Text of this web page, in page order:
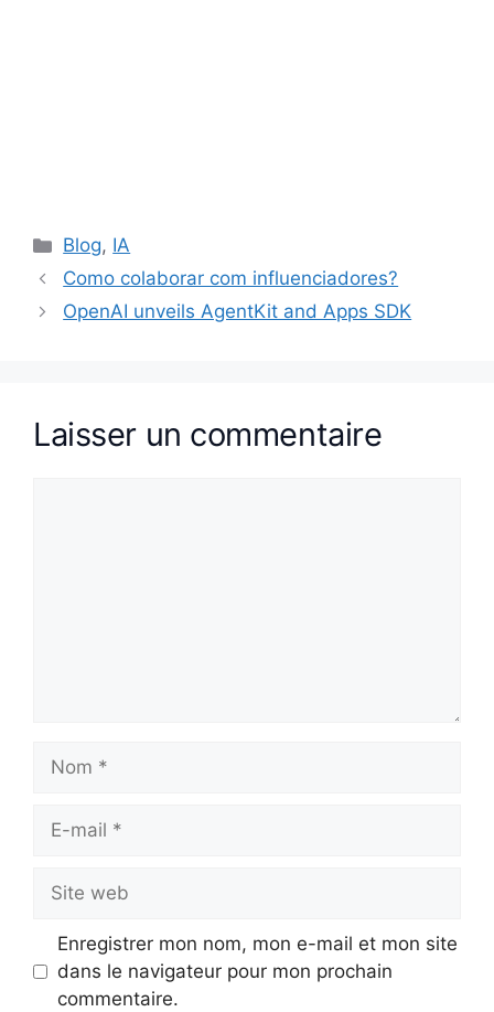
Catégories
Blog, IA
Como colaborar com influenciadores?
OpenAI unveils AgentKit and Apps SDK
Laisser un commentaire
Nom
Site
web
Enregistrer mon nom, mon e-mail et mon site
dans le navigateur pour mon prochain
commentaire.